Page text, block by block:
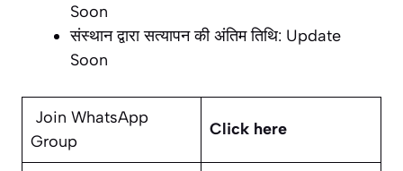
Soon
संस्थान द्वारा सत्यापन की अंतिम तिथि: Update
Soon
Join WhatsApp
Group
Click here